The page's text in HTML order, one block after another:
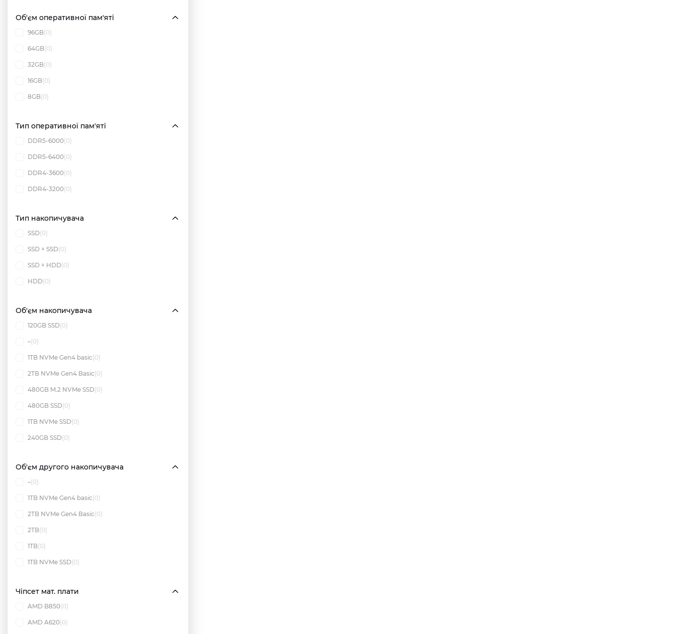
Об'єм оперативної пам'яті
96GB(0)
64GB(0)
32GB(0)
16GB(0)
8GB(0)
Тип оперативної пам'яті
DDR5-6000(0)
DDR5-6400(0)
DDR4-3600(0)
DDR4-3200(0)
Тип накопичувача
SSD(0)
SSD + SSD(0)
SSD + HDD(0)
HDD(0)
Об'єм накопичувача
120GB SSD(0)
–(0)
1TB NVMe Gen4 basic(0)
2TB NVMe Gen4 Basic(0)
480GB M.2 NVMe SSD(0)
480GB SSD(0)
1TB NVMe SSD(0)
240GB SSD(0)
Об'єм другого накопичувача
–(0)
1TB NVMe Gen4 basic(0)
2TB NVMe Gen4 Basic(0)
2TB(0)
1TB(0)
1TB NVMe SSD(0)
Чіпсет мат. плати
AMD B850(0)
AMD A620(0)